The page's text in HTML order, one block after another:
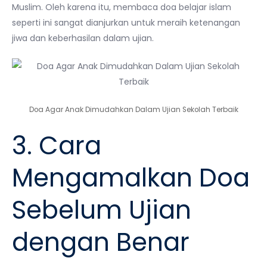
Muslim. Oleh karena itu, membaca doa belajar islam
seperti ini sangat dianjurkan untuk meraih ketenangan
jiwa dan keberhasilan dalam ujian.
Doa Agar Anak Dimudahkan Dalam Ujian Sekolah Terbaik
3. Cara
Mengamalkan Doa
Sebelum Ujian
dengan Benar